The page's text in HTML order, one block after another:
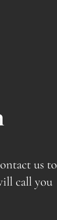
us to
call you